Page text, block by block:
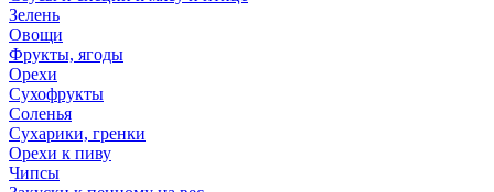
Зелень
Овощи
Фрукты, ягоды
Орехи
Сухофрукты
Соленья
Сухарики, гренки
Орехи к пиву
Чипсы